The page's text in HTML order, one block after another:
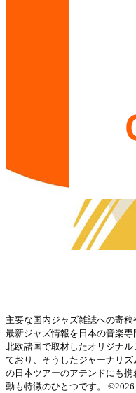
主要な国内ジャズ雑誌への寄
最新ジャズ情報を日本の音楽
北欧諸国で取材したオリジナ
ており、そうしたジャーナリ
の日本ツアーのアテンドにも
動も特徴のひとつです。 ©2026